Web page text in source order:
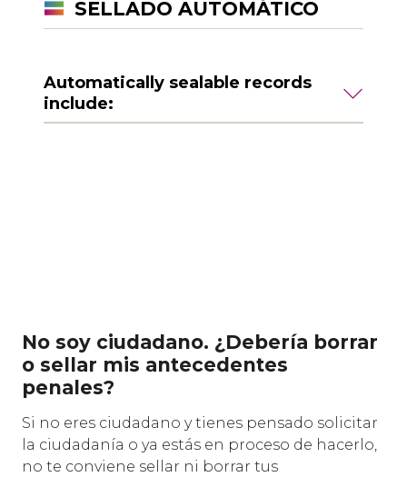
SELLADO AUTOMÁTICO
Automatically sealable records
include:
No soy ciudadano. ¿Debería borrar
o sellar mis antecedentes
penales?
Si no eres ciudadano y tienes pensado solicitar
la ciudadanía o ya estás en proceso de hacerlo,
no te conviene sellar ni borrar tus